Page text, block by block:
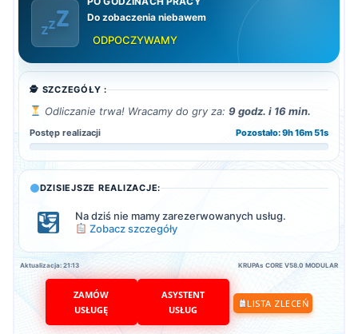
Do zobaczenia niebawem
ODPOCZYWAMY
🕵️ SZCZEGÓŁY :
Odliczanie trwa! Wracamy do gry za: 9 godz. i 16 min.
Postęp realizacji Pozostało: 9h 16m 50s
DZISIEJSZE REALIZACJE:
Na dziś nie mamy zarezerwowanych usług.
Zobacz szczegóły
Aktualizacja: 21:13 KRUPAs CORE V58.0 MODULAR
ZAMÓW
USŁUGĘ
ASYSTENT
USŁUG
LISTA ZLECEŃ